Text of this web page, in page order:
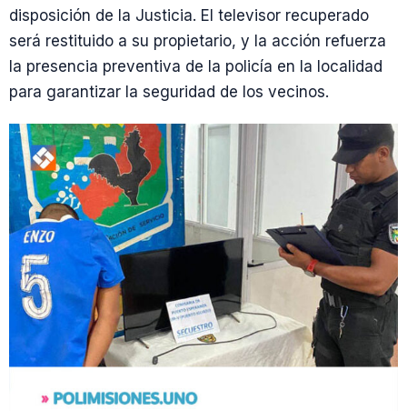
disposición de la Justicia. El televisor recuperado
será restituido a su propietario, y la acción refuerza
la presencia preventiva de la policía en la localidad
para garantizar la seguridad de los vecinos.